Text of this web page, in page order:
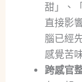
甜」、
直接影
腦已經
感覺苦
跨感官